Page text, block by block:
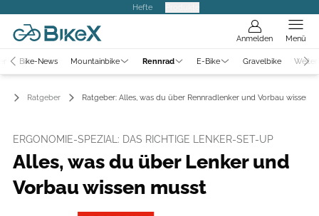
Hefte
Anmelden Menü
Bike-News Mountainbike Rennrad E-Bike Gravelbike
Ratgeber Ratgeber: Alles, was du über Rennradlenker und Vorbau wissen
ERGONOMIE-SPEZIAL: DAS RICHTIGE LENKER-SET-UP
Alles, was du über Lenker und
Vorbau wissen musst